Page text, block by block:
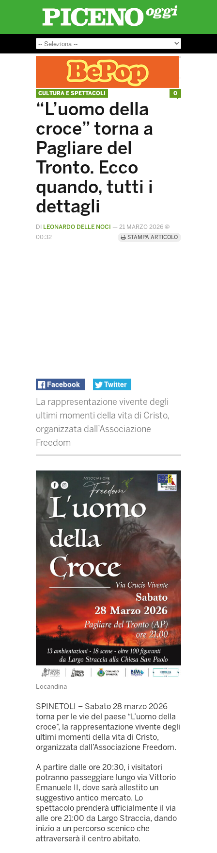
CULTURA E SPETTACOLI
“L’uomo della
croce” torna a
Pagliare del
Tronto. Ecco
quando, tutti i
dettagli
DI LEONARDO DELLE NOCI — 21 MARZO 2026 @
00:32
STAMPA ARTICOLO
Facebook Twitter
La rappresentazione vivente degli
ultimi momenti della vita di Cristo,
organizzata dall’Associazione
Freedom
Locandina
SPINETOLI – Sabato 28 marzo 2026
torna per le vie del paese “L’uomo della
croce”, la rappresentazione vivente degli
ultimi momenti della vita di Cristo,
organizzata dall’Associazione Freedom.
A partire dalle ore 20:30, i visitatori
potranno passeggiare lungo via Vittorio
Emanuele II, dove sarà allestito un
suggestivo antico mercato. Lo
spettacolo prenderà ufficialmente il via
alle ore 21:00 da Largo Straccia, dando
inizio a un percorso scenico che
attraverserà il centro abitato.
0